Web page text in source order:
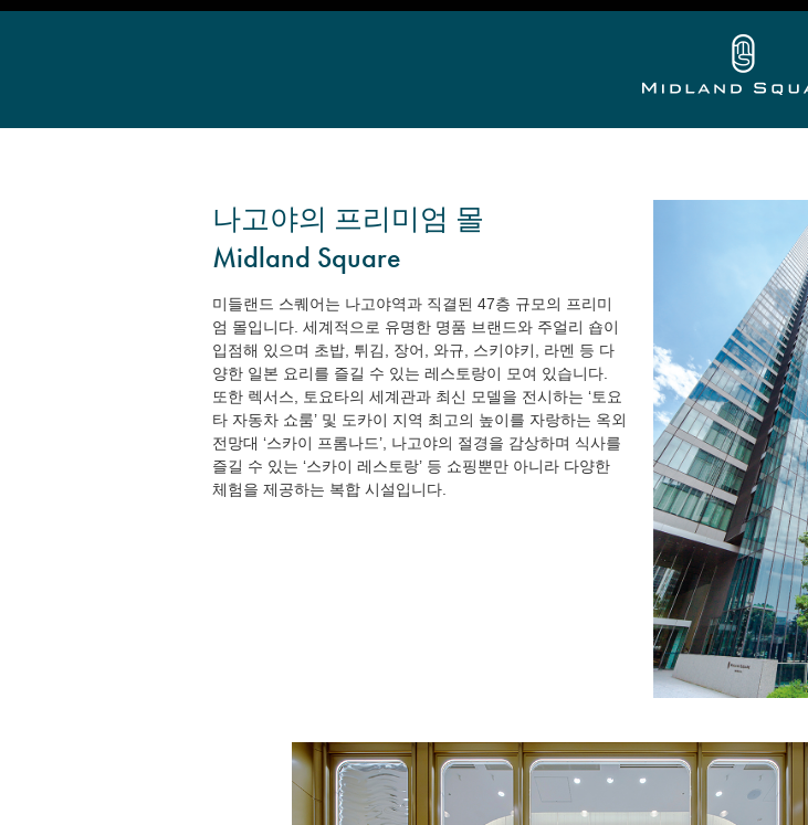
나고야의 프리미엄 몰
Midland Square
미들랜드 스퀘어는 나고야역과 직결된 47층 규모의 프리미
엄 몰입니다. 세계적으로 유명한 명품 브랜드와 주얼리 숍이
입점해 있으며 초밥, 튀김, 장어, 와규, 스키야키, 라멘 등 다
양한 일본 요리를 즐길 수 있는 레스토랑이 모여 있습니다.
또한 렉서스, 토요타의 세계관과 최신 모델을 전시하는 ‘토요
타 자동차 쇼룸’ 및 도카이 지역 최고의 높이를 자랑하는 옥외
전망대 ‘스카이 프롬나드’, 나고야의 절경을 감상하며 식사를
즐길 수 있는 ‘스카이 레스토랑’ 등 쇼핑뿐만 아니라 다양한
체험을 제공하는 복합 시설입니다.